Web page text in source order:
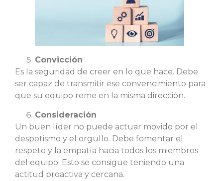
Convicción
Es la seguridad de creer en lo que hace. Debe
ser capaz de transmitir ese convencimiento para
que su equipo reme en la misma dirección.
Consideración
Un buen líder no puede actuar movido por el
despotismo y el orgullo. Debe fomentar el
respeto y la empatía hacia todos los miembros
del equipo. Esto se consigue teniendo una
actitud proactiva y cercana.